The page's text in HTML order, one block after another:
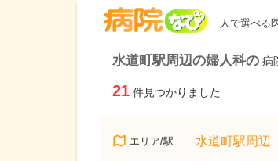
人で選べる
水道町駅周辺の婦人科の 病
21 件見つかりました
エリア/駅 水道町駅周辺